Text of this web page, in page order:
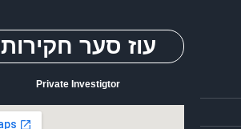
עוז סער חקירות
Private Investigtor